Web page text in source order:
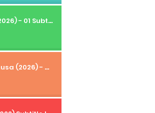
My Fiction (2026) - 01 Subtitle Indonesia
Wasurenagusa (2026) - 01+02 Subtitle Indonesia